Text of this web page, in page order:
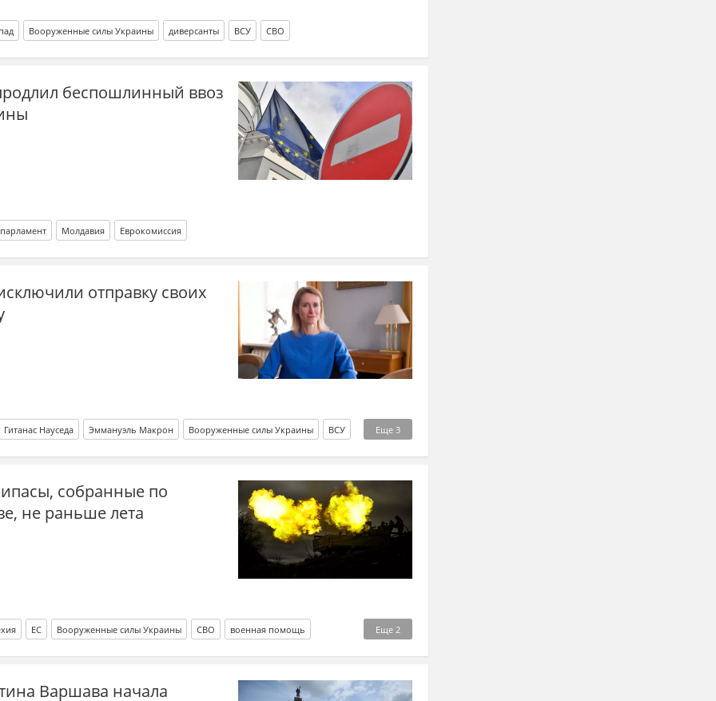
Вооруженные силы Украины диверсанты ВСУ СВО
беспошлинный ввоз
Молдавия Еврокомиссия
отправку своих
Еще 3
Гитанас Науседа Эммануэль Макрон Вооруженные силы Украины ВСУ
наемники
собранные по
не раньше лета
Еще 2
ЕС Вооруженные силы Украины СВО военная помощь
Варшава начала